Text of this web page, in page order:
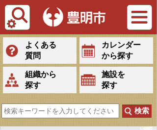
Tiếng Việt
よくある
質問
カレンダー
から探す
組織から
探す
施設を
探す